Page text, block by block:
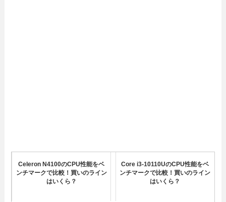
Celeron N4100のCPU性能をベ
ンチマークで比較！買いのライン
はいくら？
Core i3-10110UのCPU性能をベ
ンチマークで比較！買いのライン
はいくら？